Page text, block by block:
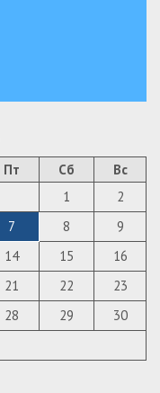
Пт Сб
Вс
1
2
7 8
9
14 15
16
21 22
23
28 29
30